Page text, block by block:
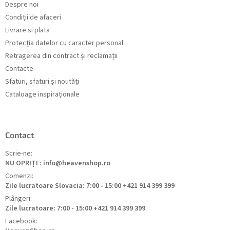
Despre noi
Condiții de afaceri
Livrare si plata
Protecția datelor cu caracter personal
Retragerea din contract și reclamații
Contacte
Sfaturi, sfaturi și noutăți
Cataloage inspiraționale
Contact
Scrie-ne:
NU OPRIȚI : info@heavenshop.ro
Comenzi:
Zile lucratoare Slovacia: 7:00 - 15:00 +421 914 399 399
Plângeri:
Zile lucratoare: 7:00 - 15:00 +421 914 399 399
Facebook: